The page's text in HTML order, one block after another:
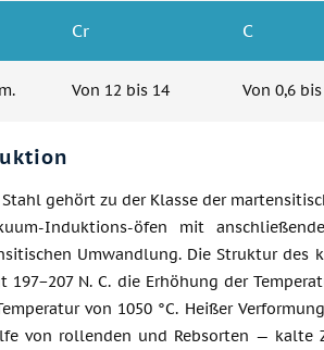
Cr C
Von 12 bis 14 Von 0,6
Stahl gehört zu der Klasse der
Induktions-öfen mit
Umwandlung. Die Struktur des
197−207 N. C. die Erhöhung der
von 1050 °C. Heißer
von rollenden und Rebsorten — kalte